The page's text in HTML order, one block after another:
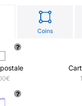
Coins